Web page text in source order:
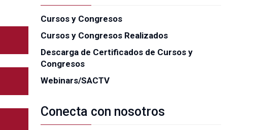
Cursos y Congresos
Cursos y Congresos Realizados
Descarga de Certificados de Cursos y
Congresos
Webinars/SACTV
Conecta con nosotros